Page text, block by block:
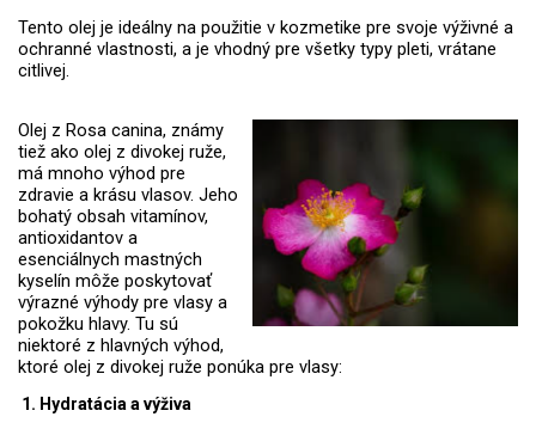
Tento olej je ideálny na použitie v kozmetike pre svoje výživné a
ochranné vlastnosti, a je vhodný pre všetky typy pleti, vrátane
citlivej.
Olej z Rosa canina, známy
tiež ako olej z divokej ruže,
má mnoho výhod pre
zdravie a krásu vlasov. Jeho
bohatý obsah vitamínov,
antioxidantov a
esenciálnych mastných
kyselín môže poskytovať
výrazné výhody pre vlasy a
pokožku hlavy. Tu sú
niektoré z hlavných výhod,
ktoré olej z divokej ruže ponúka pre vlasy:
1. Hydratácia a výživa